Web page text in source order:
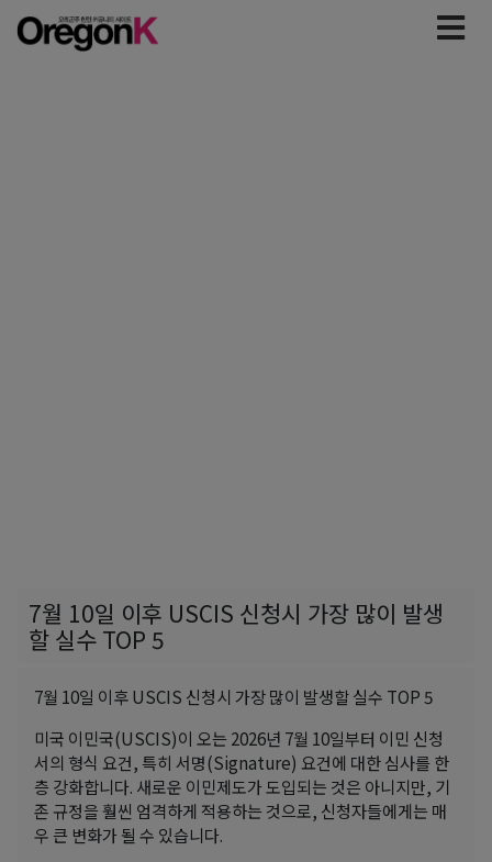
7월 10일 이후 USCIS 신청시 가장 많이 발생
할 실수 TOP 5
7월 10일 이후 USCIS 신청시 가장 많이 발생할 실수 TOP 5
미국 이민국(USCIS)이 오는 2026년 7월 10일부터 이민 신청
서의 형식 요건, 특히 서명(Signature) 요건​에 대한 심사를 한
층 강화합니다. 새로운 이민제도가 도입되는 것은 아니지만, 기
존 규정을 훨씬 엄격하게 적용하는 것으로, 신청자들에게는 매
우 큰 변화가 될 수 있습니다.